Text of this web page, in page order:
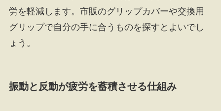
労を軽減します。市販のグリップカバーや交換用
グリップで自分の手に合うものを探すとよいでし
ょう。
振動と反動が疲労を蓄積させる仕組み